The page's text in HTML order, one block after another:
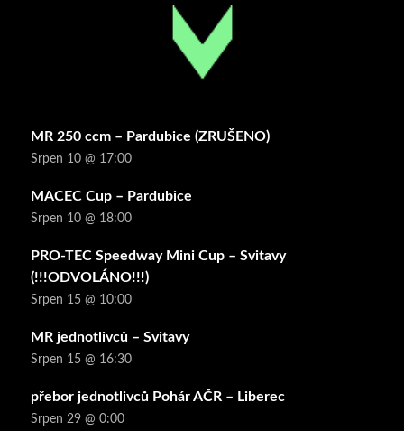
MR 250 ccm – Pardubice (ZRUŠENO)
Srpen 10 @ 17:00
MACEC Cup – Pardubice
Srpen 10 @ 18:00
PRO-TEC Speedway Mini Cup – Svitavy
(!!!ODVOLÁNO!!!)
Srpen 15 @ 10:00
MR jednotlivců – Svitavy
Srpen 15 @ 16:30
přebor jednotlivců Pohár AČR – Liberec
Srpen 29 @ 0:00